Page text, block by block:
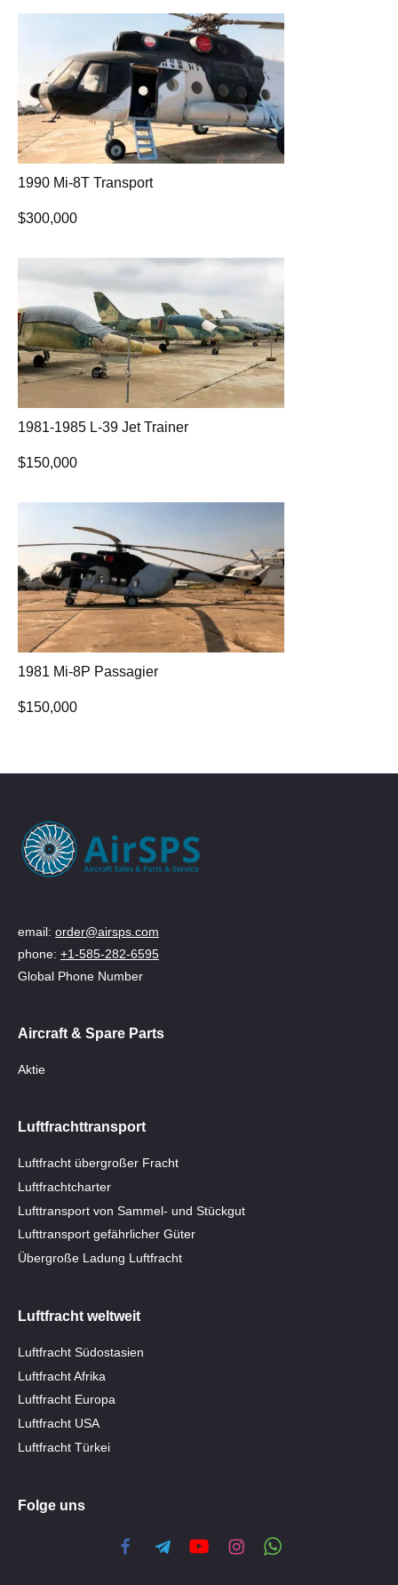
1990 Mi-8T Transport
$300,000
1981-1985 L-39 Jet Trainer
$150,000
1981 Mi-8P Passagier
$150,000
email: order@airsps.com
phone: +1-585-282-6595
Global Phone Number
Aircraft & Spare Parts
Aktie
Luftfrachttransport
Luftfracht übergroßer Fracht
Luftfrachtcharter
Lufttransport von Sammel- und Stückgut
Lufttransport gefährlicher Güter
Übergroße Ladung Luftfracht
Luftfracht weltweit
Luftfracht Südostasien
Luftfracht Afrika
Luftfracht Europa
Luftfracht USA
Luftfracht Türkei
Folge uns